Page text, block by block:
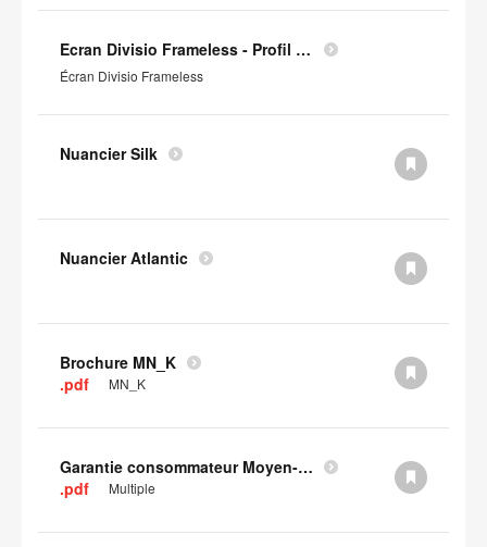
Ecran Divisio Frameless - Profil Environnemental Produit
Écran Divisio Frameless
Nuancier Silk
Nuancier Atlantic
Brochure MN_K
.pdf
MN_K
Garantie consommateur Moyen-Orient, Asie centrale et Afrique
.pdf
Multiple